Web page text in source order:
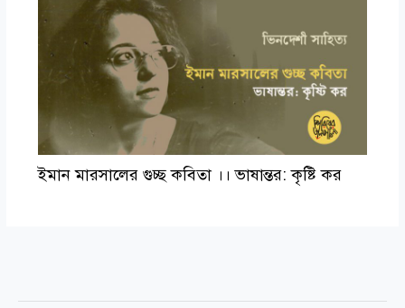
ইমান মারসালের গুচ্ছ কবিতা ।। ভাষান্তর: কৃষ্টি কর